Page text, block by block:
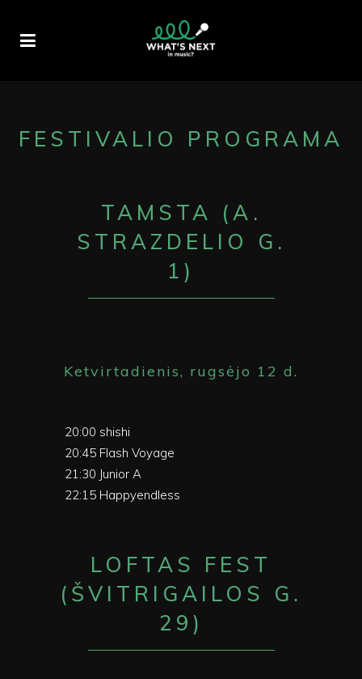
FESTIVALIO PROGRAMA
TAMSTA (A.
STRAZDELIO G.
1)
Ketvirtadienis, rugsėjo 12 d.
20:00 shishi
20:45 Flash Voyage
21:30 Junior A
22:15 Happyendless
LOFTAS FEST
(ŠVITRIGAILOS G.
29)